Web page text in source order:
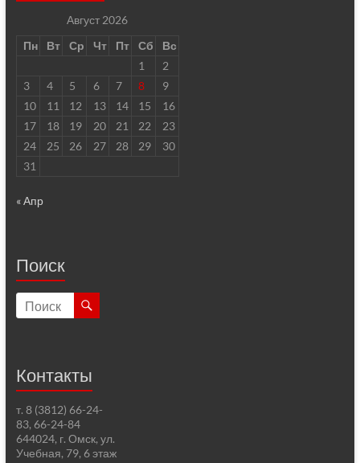
Август 2026
Пн
Вт Ср Чт Пт Сб
Вс
1
2
3
4 5 6 7 8
9
10
11 12 13 14 15
16
17
18 19 20 21 22
23
24
25 26 27 28 29
30
31
« Апр
Поиск
Контакты
т. 8 (3812) 66-24-
83, 66-24-84
644024, г. Омск, ул.
Учебная, 79, 6 этаж